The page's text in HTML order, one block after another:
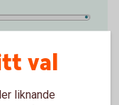
val
liknande